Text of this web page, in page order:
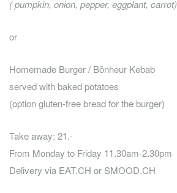
( pumpkin, onion, pepper, eggplant, carrot)
or
Homemade Burger / Bönheur Kebab
served with baked potatoes
(option gluten-free bread for the burger)
Take away: 21.-
From Monday to Friday 11.30am-2.30pm
Delivery via EAT.CH or SMOOD.CH